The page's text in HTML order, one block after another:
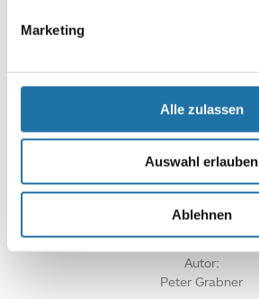
Marketing
Alle zulassen
Auswahl erlauben
Ablehnen
Infoline:
DE: 089 / 451 08 93
Autor:
Peter Grabner